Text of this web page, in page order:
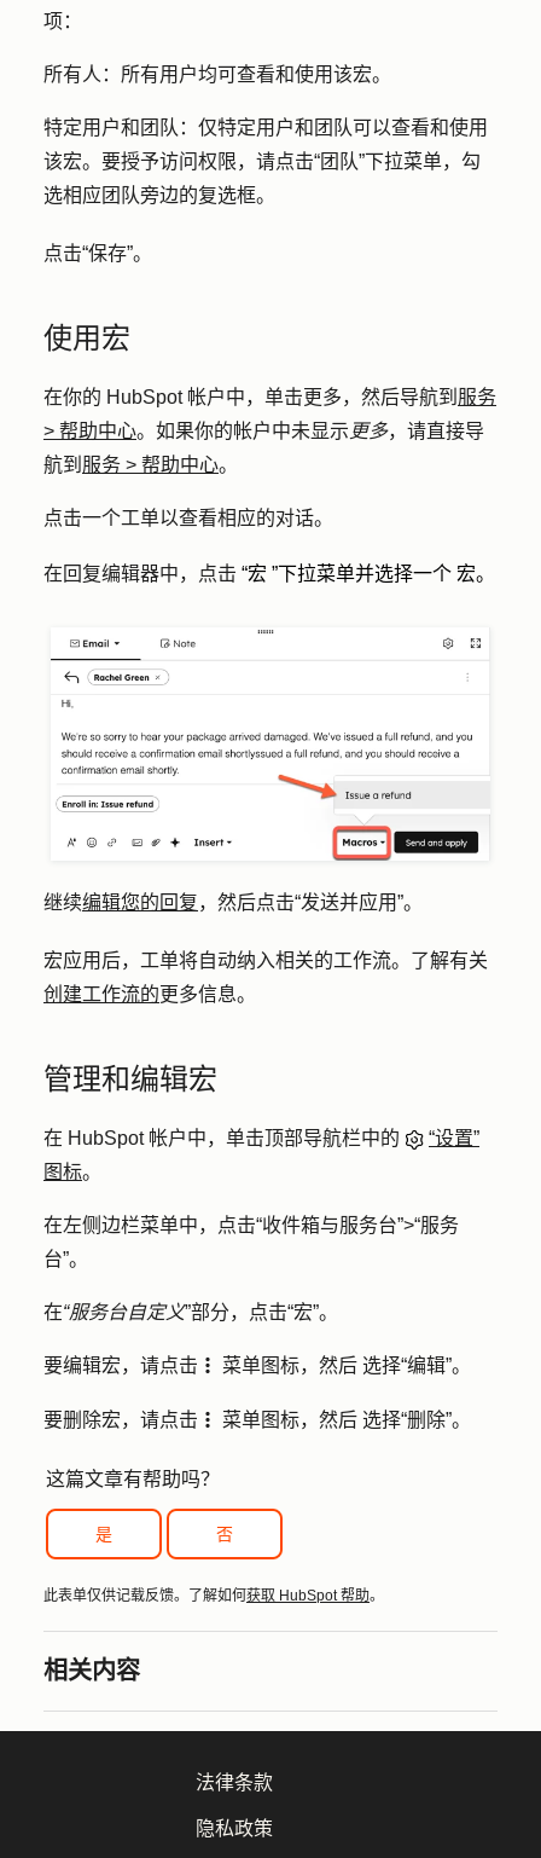
项：
所有人 ：所有用户均可查看和使用该宏。
特定用户和团队 ：仅特定用户和团队可以查看和使用
该宏。要授予访问权限，请点击“团队”下拉菜单，勾
选相应团队旁边的复选框。
点击“保存”。
使用宏
在你的 HubSpot 帐户中，单击更多，然后导航到 服务
> 帮助中心。如果你的帐户中未显示 更多，请直接导
航到 服务 > 帮助中心。
点击一个工单以查看相应的对话。
在回复编辑器中，点击 “宏 ”下拉菜单并选择一个 宏。
继续编辑您的回复，然后点击“发送并应用”。
宏应用后，工单将自动纳入相关的工作流。了解有关
创建工作流的更多信息。
管理和编辑宏
在 HubSpot 帐户中，单击顶部导航栏中的
“设置”
图标。
在左侧边栏菜单中，点击“收件箱与服务台”>“服务
台”。
在“服务台自定义”部分，点击“宏”。
要编辑宏，请点击 verticalMenu 菜单图标，然后 选择“编辑”。
要删除宏，请点击 verticalMenu 菜单图标，然后 选择“删除”。
这篇文章有帮助吗？
是 否
此表单仅供记载反馈。了解如何 获取 HubSpot 帮助。
相关内容
法律条款
隐私政策